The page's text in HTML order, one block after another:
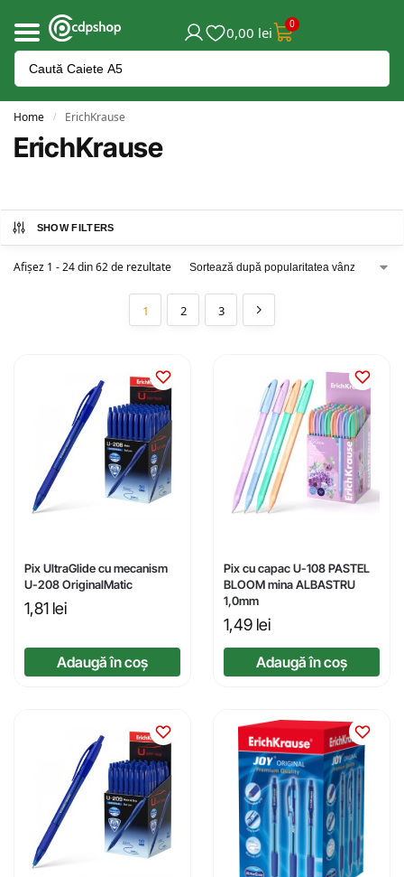
0,00 lei 0
Home / ErichKrause
ErichKrause
SHOW FILTERS
Afișez 1 - 24 din 62 de rezultate
1 2 3
Pix UltraGlide cu mecanism
U-208 OriginalMatic
1,81 lei
Adaugă în coș
Pix cu capac U-108 PASTEL
BLOOM mina ALBASTRU
1,0mm
1,49 lei
Adaugă în coș